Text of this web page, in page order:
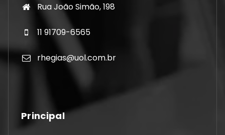
Rua João Simão, 198
11 91709-6565
rhegias@uol.com.br
Principal